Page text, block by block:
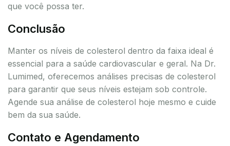
que você possa ter.
Conclusão
Manter os níveis de colesterol dentro da faixa ideal é
essencial para a saúde cardiovascular e geral. Na Dr.
Lumimed, oferecemos análises precisas de colesterol
para garantir que seus níveis estejam sob controle.
Agende sua análise de colesterol hoje mesmo e cuide
bem da sua saúde.
Contato e Agendamento